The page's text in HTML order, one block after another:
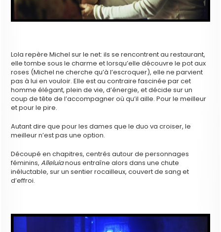
Lola repère Michel sur le net: ils se rencontrent au restaurant,
elle tombe sous le charme et lorsqu’elle découvre le pot aux
roses (Michel ne cherche qu’à l’escroquer), elle ne parvient
pas à lui en vouloir. Elle est au contraire fascinée par cet
homme élégant, plein de vie, d’énergie, et décide sur un
coup de tête de l’accompagner où qu’il aille. Pour le meilleur
et pour le pire.
Autant dire que pour les dames que le duo va croiser, le
meilleur n’est pas une option.
Découpé en chapitres, centrés autour de personnages
féminins,Alleluianous entraîne alors dans une chute
inéluctable, sur un sentier rocailleux, couvert de sang et
d’effroi.